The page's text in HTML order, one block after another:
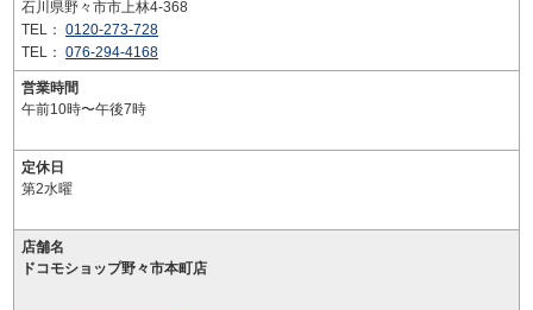
石川県野々市市上林4-368
TEL： 0120-273-728
TEL： 076-294-4168
営業時間
午前10時〜午後7時
定休日
第2水曜
店舗名
ドコモショップ野々市本町店